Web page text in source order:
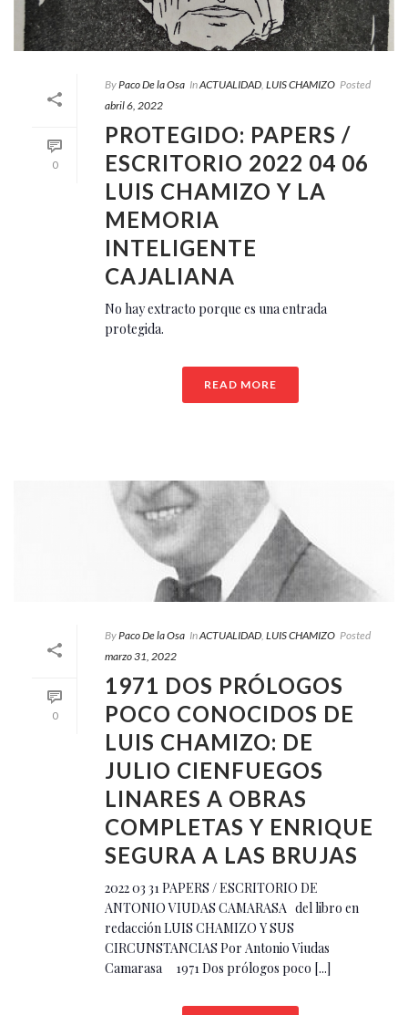
0
ByPaco De la Osa InACTUALIDAD LUIS CHAMIZO Posted
abril 6, 2022
PROTEGIDO: PAPERS /
ESCRITORIO 2022 04 06
LUIS CHAMIZO Y LA
MEMORIA
INTELIGENTE
CAJALIANA
No hay extracto porque es una entrada
protegida.
READ MORE
0
ByPaco De la Osa InACTUALIDAD LUIS CHAMIZO Posted
marzo 31, 2022
1971 DOS PRÓLOGOS
POCO CONOCIDOS DE
LUIS CHAMIZO: DE
JULIO CIENFUEGOS
LINARES A OBRAS
COMPLETAS Y ENRIQUE
SEGURA A LAS BRUJAS
2022 03 31 PAPERS / ESCRITORIO DE
ANTONIO VIUDAS CAMARASA del libro en
redacción LUIS CHAMIZO Y SUS
CIRCUNSTANCIAS Por Antonio Viudas
Camarasa 1971 Dos prólogos poco [...]